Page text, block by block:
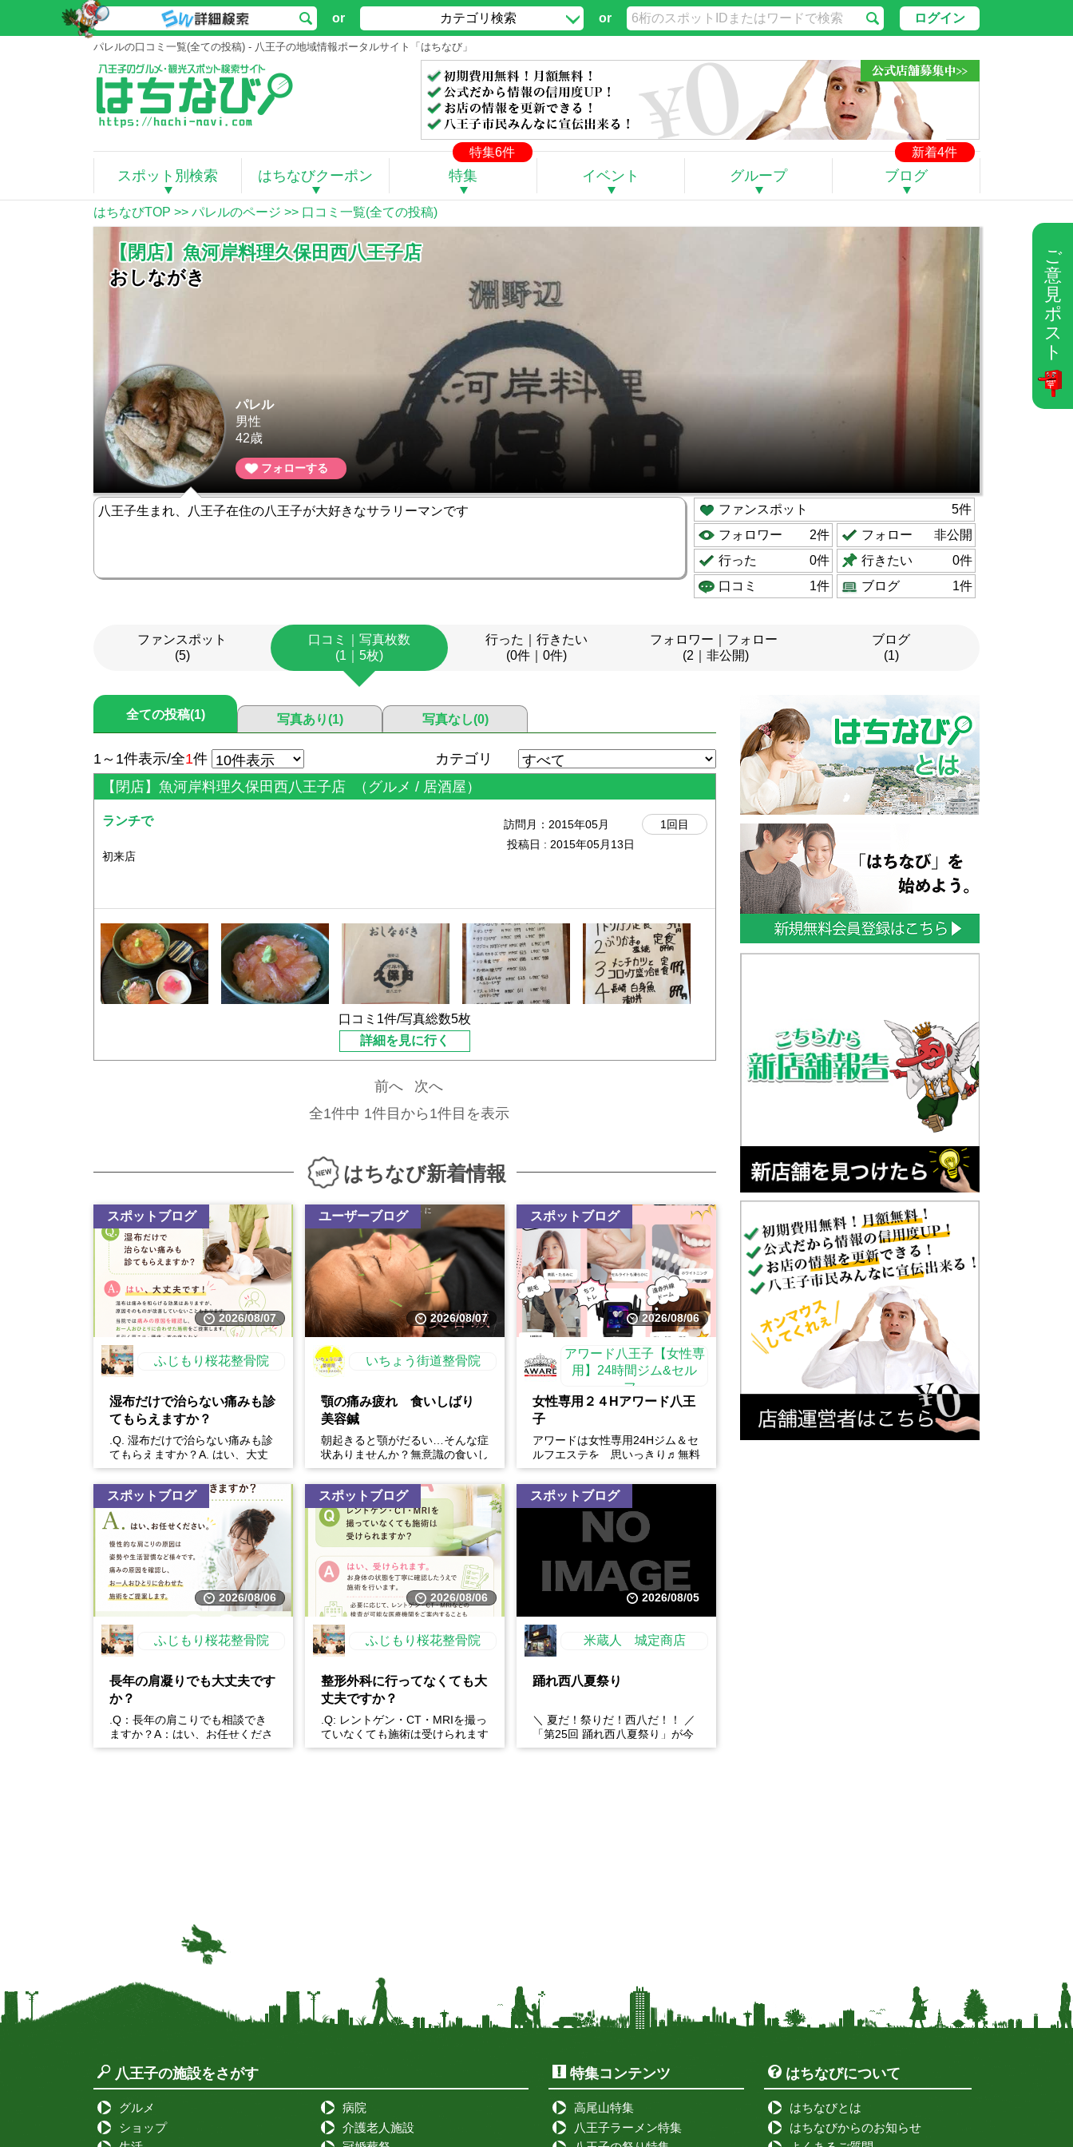
ご
意
見
ポ
ス
ト
or カテゴリ検索 or ログイン
パレルの口コミ一覧(全ての投稿) - 八王子の地域情報ポータルサイト「はちなび」
特集6件 新着4件
スポット別検索 はちなびクーポン 特集 イベント グループ ブログ
はちなびTOP >> パレルのページ >> 口コミ一覧(全ての投稿)
【閉店】魚河岸料理久保田西八王子店
おしながき
パレル
男性
42歳
フォローする
八王子生まれ、八王子在住の八王子が大好きなサラリーマンです ファンスポット
5件
フォロワー
2件 フォロー
非公開
行った
0件 行きたい
0件
口コミ
1件 ブログ 1件
ファンスポット
(5)
口コミ｜写真枚数
(1｜5枚)
行った｜行きたい
(0件｜0件)
フォロワー｜フォロー
(2｜非公開)
ブログ
(1)
全ての投稿(1) 写真あり(1) 写真なし(0)
1～1件表示/全1件
カテゴリ
【閉店】魚河岸料理久保田西八王子店
（グルメ / 居酒屋）
ランチで 訪問月： 2015年05月
1回目
投稿日 : 2015年05月13日
初来店
口コミ1件/写真総数5枚
詳細を見に行く
前へ
次へ
全1件中 1件目から1件目を表示
はちなび新着情報
スポットブログ
2026/08/07
ふじもり桜花整骨院
湿布だけで治らない痛みも診
てもらえますか？
.Q. 湿布だけで治らない痛みも診
てもらえますか？A. はい、大丈
夫です！湿布は痛みを和らげる効
果はありますが、原...
ユーザーブログ
2026/08/07
いちょう街道整骨院
顎の痛み疲れ 食いしばり
美容鍼
朝起きると顎がだるい…そんな症
状ありませんか？無意識の食いし
ばりは、顎の痛みや疲れだけでな
く、・フェイスラインの張...
スポットブログ
2026/08/06
アワード八王子【女性専
用】24時間ジム&セル
フ...
女性専用２４Hアワード八王
子
アワードは女性専用24Hジム＆セ
ルフエステを 思いっきり♬無料
体験開催中
スポットブログ
2026/08/06
ふじもり桜花整骨院
長年の肩凝りでも大丈夫です
か？
.Q：長年の肩こりでも相談でき
ますか？A：はい、お任せくださ
い。慢性的な肩こりの原因は姿勢
スポットブログ
2026/08/06
ふじもり桜花整骨院
整形外科に行ってなくても大
丈夫ですか？
.Q: レントゲン・CT・MRIを撮っ
ていなくても施術は受けられます
か？A: はい、受けられます。お
スポットブログ
2026/08/05
米蔵人 城定商店
踊れ西八夏祭り
＼ 夏だ！祭りだ！西八だ！！ ／
「第25回 踊れ西八夏祭り」が今
年もやってくる！ 伝統の【阿波
八王子の施設をさがす
グルメ
ショップ
病院
介護老人施設
特集コンテンツ
高尾山特集
八王子ラーメン特集
はちなびについて
はちなびとは
はちなびからのお知らせ